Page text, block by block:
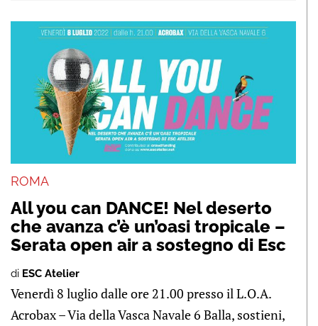
ROMA
All you can DANCE! Nel deserto
che avanza c’è un’oasi tropicale –
Serata open air a sostegno di Esc
di ESC Atelier
Venerdì 8 luglio dalle ore 21.00 presso il L.O.A.
Acrobax – Via della Vasca Navale 6 Balla, sostieni,